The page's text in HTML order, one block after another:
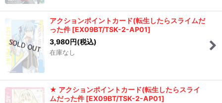
アクションポイントカード(転生したらスライムだ
った件 [EX09BT/TSK-2-AP01]
3,980円(税込)
在庫なし
★ アクションポイントカード(転生したらスライ
ムだった件 [EX09BT/TSK-2-AP01]